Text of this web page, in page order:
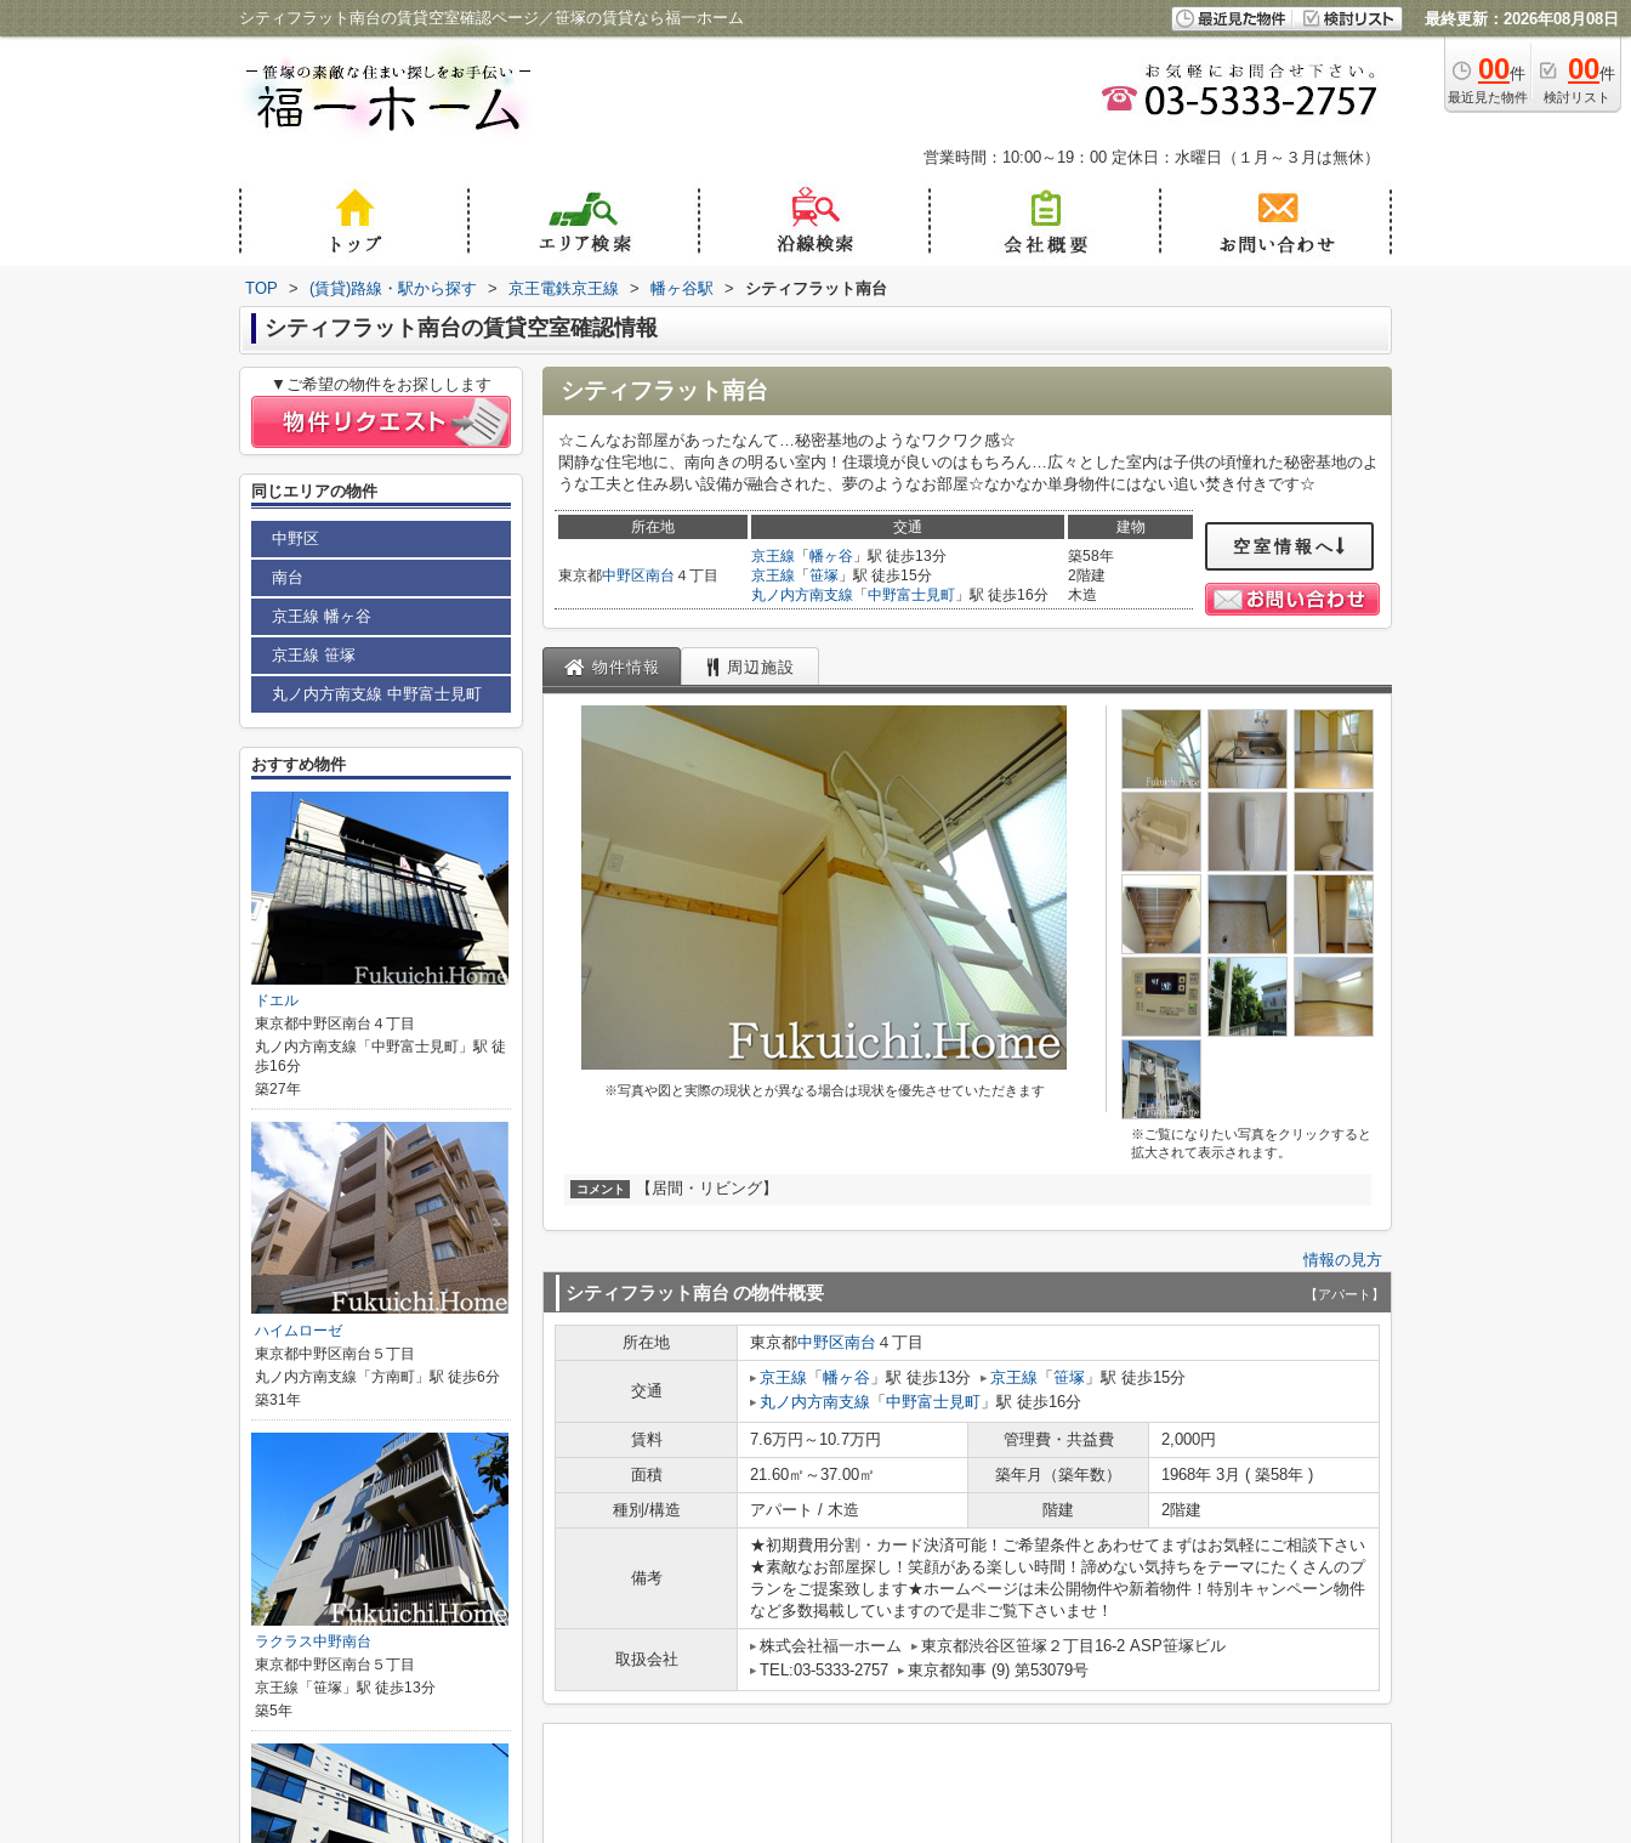
シティフラット南台の賃貸空室確認ページ／笹塚の賃貸なら福一ホーム 最終更新：2026年08月08日
00件
最近見た物件
00件
検討リスト
営業時間：10:00～19：00 定休日：水曜日（１月～３月は無休）
TOP > (賃貸)路線・駅から探す > 京王電鉄京王線 > 幡ヶ谷駅 > シティフラット南台
シティフラット南台の賃貸空室確認情報
シティフラット南台
☆こんなお部屋があったなんて…秘密基地のようなワクワク感☆
閑静な住宅地に、南向きの明るい室内！住環境が良いのはもちろん…広々とした室内は子供の頃憧れた秘密基地のよ
うな工夫と住み易い設備が融合された、夢のようなお部屋☆なかなか単身物件にはない追い焚き付きです☆
所在地 交通 建物
東京都中野区南台 ４丁目
京王線 「 幡ヶ谷 」駅 徒歩13分
京王線 「 笹塚 」駅 徒歩15分
丸ノ内方南支線 「 中野富士見町 」駅 徒歩16分
築58年
2階建
木造
空室情報へ
物件情報 周辺施設
※写真や図と実際の現状とが異なる場合は現状を優先させていただきます
※ご覧になりたい写真をクリックすると
拡大されて表示されます。
コメント 【居間・リビング】
情報の見方
シティフラット南台 の物件概要 【アパート】
所在地 東京都中野区南台 ４丁目
交通
京王線 「 幡ヶ谷 」駅 徒歩13分 京王線 「 笹塚 」駅 徒歩15分
丸ノ内方南支線 「 中野富士見町 」駅 徒歩16分
賃料 7.6万円～10.7万円 管理費・共益費
2,000円
面積
21.60㎡～37.00㎡ 築年月（築年数）
1968年 3月 ( 築58年 )
種別/構造
アパート / 木造 階建 2階建
備考
★初期費用分割・カード決済可能！ご希望条件とあわせてまずはお気軽にご相談下さい
★素敵なお部屋探し！笑顔がある楽しい時間！諦めない気持ちをテーマにたくさんのプ
ランをご提案致します★ホームページは未公開物件や新着物件！特別キャンペーン物件
など多数掲載していますので是非ご覧下さいませ！
取扱会社
株式会社福一ホーム
東京都渋谷区笹塚２丁目16-2 ASP笹塚ビル
TEL:03-5333-2757
東京都知事 (9) 第53079号
▼ご希望の物件をお探しします
同じエリアの物件
中野区
南台
京王線 幡ヶ谷
京王線 笹塚
丸ノ内方南支線 中野富士見町
おすすめ物件
ドエル
東京都中野区南台４丁目
丸ノ内方南支線「中野富士見町」駅 徒
歩16分
築27年
ハイムローゼ
東京都中野区南台５丁目
丸ノ内方南支線「方南町」駅 徒歩6分
築31年
ラクラス中野南台
東京都中野区南台５丁目
京王線「笹塚」駅 徒歩13分
築5年